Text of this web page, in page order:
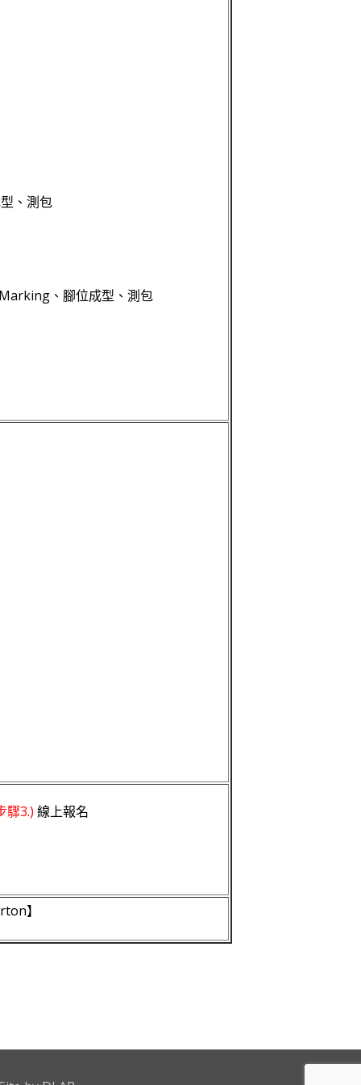
、測包
、腳位成型、測包
驟3.) 線上報名
】